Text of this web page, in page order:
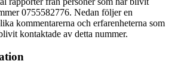
0755582776. Nedan följer en
kommentarerna och erfarenheterna som
kontaktade av detta nummer.